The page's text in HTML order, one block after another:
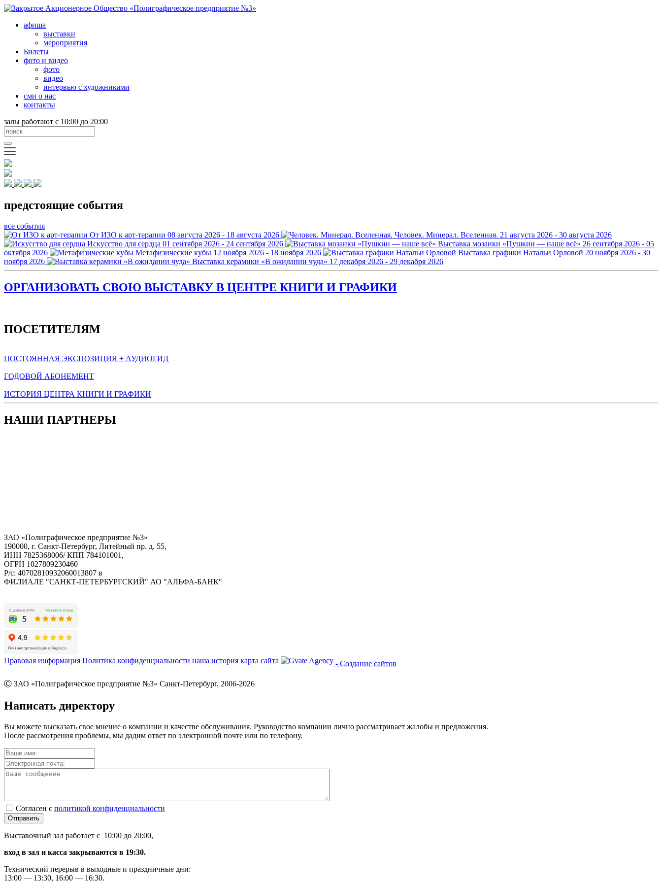
афиша
выставки
мероприятия
Билеты
фото и видео
фото
видео
интервью с художниками
сми о нас
контакты
залы работают с 10:00 до 20:00
предстоящие события
все события
От ИЗО к арт-терапии 08 августа 2026 - 18 августа 2026 Человек. Минерал. Вселенная. 21 августа 2026 - 30 августа 2026
Искусство для сердца 01 сентября 2026 - 24 сентября 2026 Выставка мозаики «Пушкин — наше всё» 26 сентября 2026 - 05
октября 2026
Метафизические кубы 12 ноября 2026 - 18 ноября 2026 Выставка графики Натальи Орловой 20 ноября 2026 - 30
ноября 2026
Выставка керамики «В ожидании чуда» 17 декабря 2026 - 29 декабря 2026
ОРГАНИЗОВАТЬ СВОЮ ВЫСТАВКУ В ЦЕНТРЕ КНИГИ И ГРАФИКИ
ПОСЕТИТЕЛЯМ
ПОСТОЯННАЯ ЭКСПОЗИЦИЯ + АУДИОГИД
ГОДОВОЙ АБОНЕМЕНТ
ИСТОРИЯ ЦЕНТРА КНИГИ И ГРАФИКИ
НАШИ ПАРТНЕРЫ
ЗАО «Полиграфическое предприятие №3»
190000, г. Санкт-Петербург, Литейный пр. д. 55,
ИНН 7825368006/ КПП 784101001,
ОГРН 1027809230460
Р/с: 40702810932060013807 в
ФИЛИАЛЕ "САНКТ-ПЕТЕРБУРГСКИЙ" АО "АЛЬФА-БАНК"
Правовая информация Политика конфиденциальности наша история карта сайта - Создание сайтов
Ⓒ ЗАО «Полиграфическое предприятие №3» Санкт-Петербург, 2006-2026
Написать директору
Вы можете высказать свое мнение о компании и качестве обслуживания. Руководство компании лично рассматривает жалобы и предложения.
После рассмотрения проблемы, мы дадим ответ по электронной почте или по телефону.
Согласен с политикой конфиденциальности
Отправить
Выставочный зал работает с 10:00 до 20:00,
вход в зал и касса закрываются в 19:30.
Технический перерыв в выходные и праздничные дни:
13:00 — 13:30, 16:00 — 16:30.